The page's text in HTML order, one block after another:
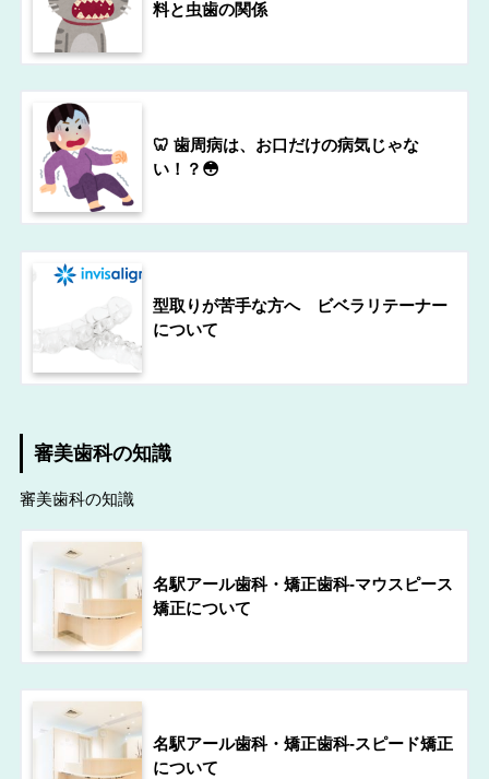
料と虫歯の関係
🦷 歯周病は、お口だけの病気じゃな
い！？😳
型取りが苦手な方へ ビベラリテーナー
について
審美歯科の知識
審美歯科の知識
名駅アール歯科・矯正歯科-マウスピース
矯正について
名駅アール歯科・矯正歯科-スピード矯正
について